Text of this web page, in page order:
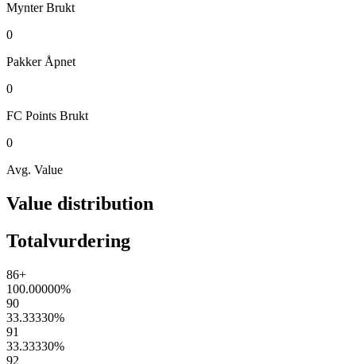
Mynter Brukt
0
Pakker Åpnet
0
FC Points Brukt
0
Avg. Value
Value distribution
Totalvurdering
86+
100.00000%
90
33.33330%
91
33.33330%
92